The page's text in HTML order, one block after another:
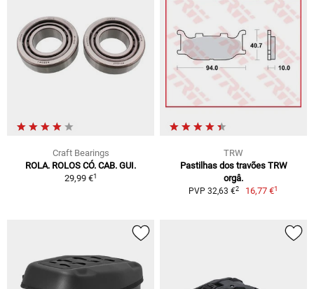
Craft Bearings
ROLA. ROLOS CÓ. CAB. GUI.
29,99 €1
TRW
Pastilhas dos travões TRW
orgâ.
PVP 32,63 €2 16,77 €1